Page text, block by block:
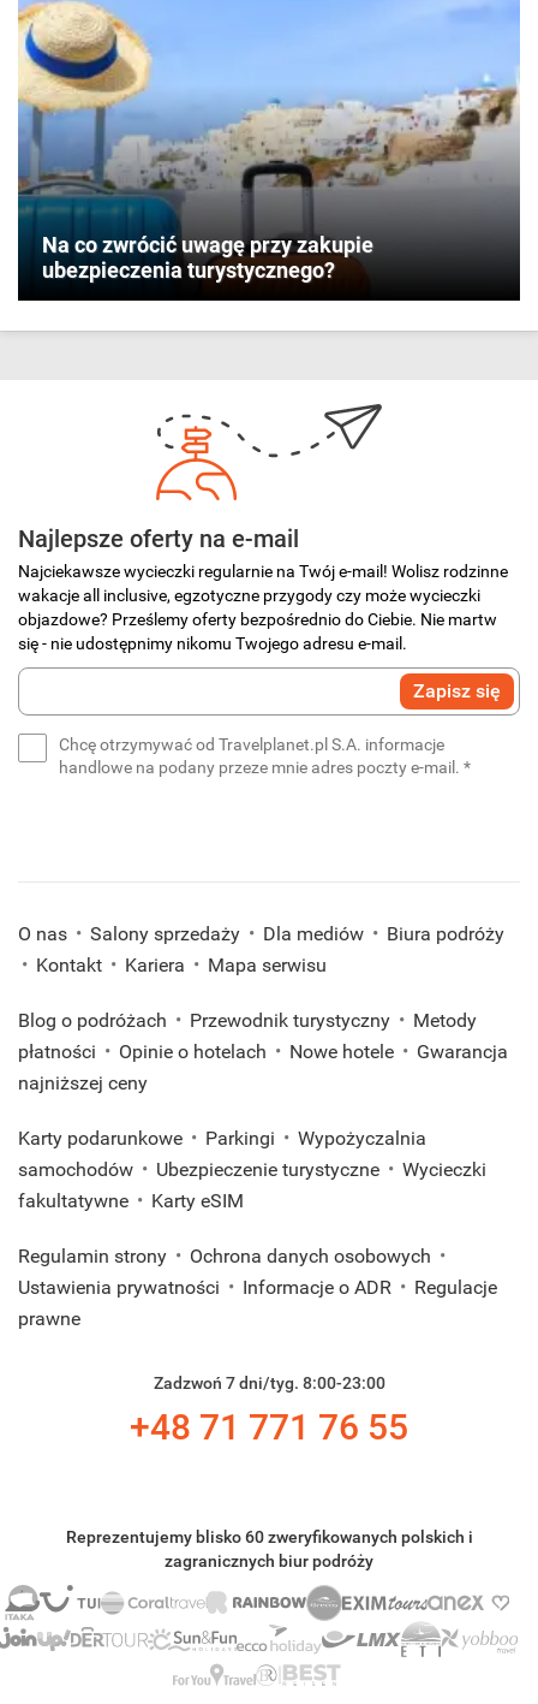
Na co zwrócić uwagę przy zakupie
ubezpieczenia turystycznego?
Najlepsze oferty na e-mail
Najciekawsze wycieczki regularnie na Twój e-mail! Wolisz rodzinne
wakacje all inclusive, egzotyczne przygody czy może wycieczki
objazdowe? Prześlemy oferty bezpośrednio do Ciebie. Nie martw
się - nie udostępnimy nikomu Twojego adresu e-mail.
Wprowadź
Zapisz się
Chcę otrzymywać od Travelplanet.pl S.A. informacje
handlowe na podany przeze mnie adres poczty e-mail. *
O nas Salony sprzedaży Dla mediów
Biura podróży
Kontakt
Kariera Mapa serwisu
Blog o podróżach Przewodnik turystyczny
Metody
płatności
Opinie o hotelach Nowe hotele
Gwarancja
najniższej ceny
Karty podarunkowe Parkingi
Wypożyczalnia
samochodów
Ubezpieczenie turystyczne
Wycieczki
fakultatywne
Karty eSIM
Regulamin strony
Ochrona danych osobowych
Ustawienia prywatności
Informacje o ADR
Regulacje
prawne
Zadzwoń 7 dni/tyg. 8:00-23:00
+48 71 771 76 55
Reprezentujemy blisko 60 zweryfikowanych polskich i
zagranicznych biur podróży